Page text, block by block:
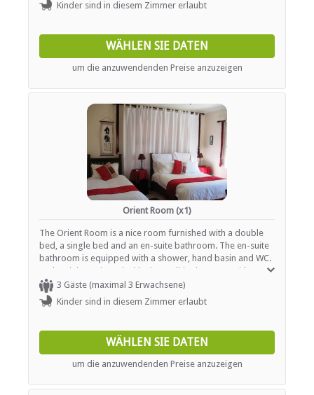
Kinder sind in diesem Zimmer erlaubt
WÄHLEN SIE DATEN
um die anzuwendenden Preise anzuzeigen
Orient Room (x1)
The Orient Room is a nice room furnished with a double
bed, a single bed and an en-suite bathroom. The en-suite
bathroom is equipped with a shower, hand basin and WC.
Each unit is equipped with air conditioning, a TV with DStv /
satellite channels, Wi-Fi and tea / coffee making facilities.
3 Gäste (maximal 3 Erwachsene)
Kinder sind in diesem Zimmer erlaubt
WÄHLEN SIE DATEN
um die anzuwendenden Preise anzuzeigen